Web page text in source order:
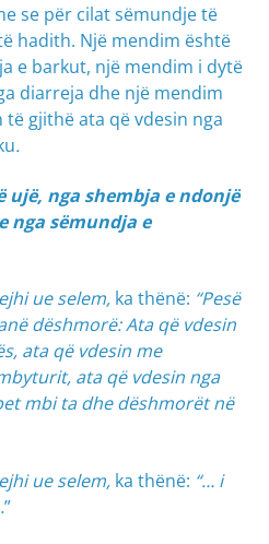
se për cilat sëmundje të
hadith. Një mendim është
e barkut, një mendim i dytë
diarreja dhe një mendim
gjithë ata që vdesin nga
.
ujë, nga shembja e ndonjë
nga sëmundja e
ue selem, ka thënë: “Pesë
dëshmorë: Ata që vdesin
ata që vdesin me
ata që vdesin nga
mbi ta dhe dëshmorët në
ue selem, ka thënë: “… i